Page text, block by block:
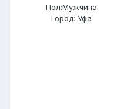
Пол:Мужчина
Город: Уфа